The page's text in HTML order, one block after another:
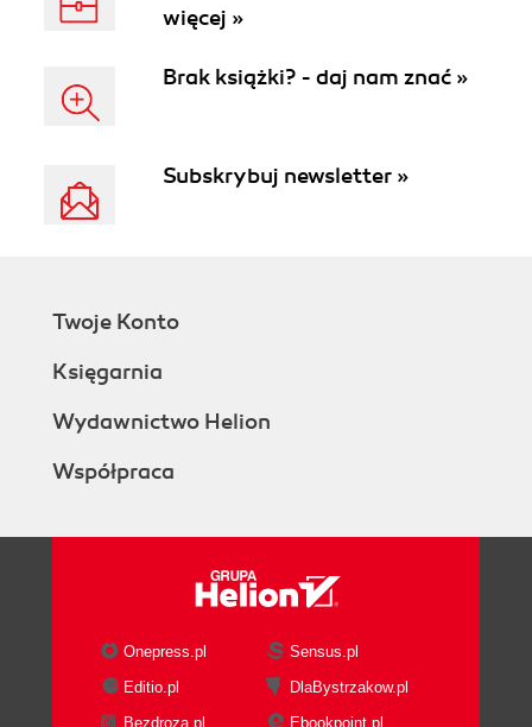
więcej »
Brak książki? - daj nam znać »
Subskrybuj newsletter »
Twoje Konto
Księgarnia
Wydawnictwo Helion
Współpraca
Onepress.pl
Sensus.pl
Editio.pl
DlaBystrzakow.pl
Bezdroza.pl
Ebookpoint.pl